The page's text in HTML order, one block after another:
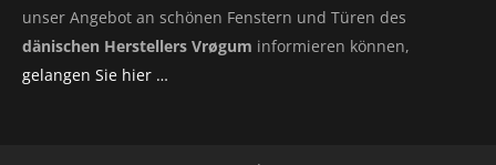
unser Angebot an schönen Fenstern und Türen des
dänischen Herstellers Vrøgum informieren können,
gelangen Sie hier …